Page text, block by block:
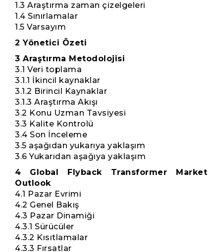
1.3 Araştırma zaman çizelgeleri
1.4 Sınırlamalar
1.5 Varsayım
2 Yönetici Özeti
3 Araştırma Metodolojisi
3.1 Veri toplama
3.1.1 İkincil kaynaklar
3.1.2 Birincil Kaynaklar
3.1.3 Araştırma Akışı
3.2 Konu Uzman Tavsiyesi
3.3 Kalite Kontrolü
3.4 Son İnceleme
3.5 aşağıdan yukarıya yaklaşım
3.6 Yukarıdan aşağıya yaklaşım
4 Global Flyback Transformer Market
Outlook
4.1 Pazar Evrimi
4.2 Genel Bakış
4.3 Pazar Dinamiği
4.3.1 Sürücüler
4.3.2 Kısıtlamalar
4.3.3 Fırsatlar